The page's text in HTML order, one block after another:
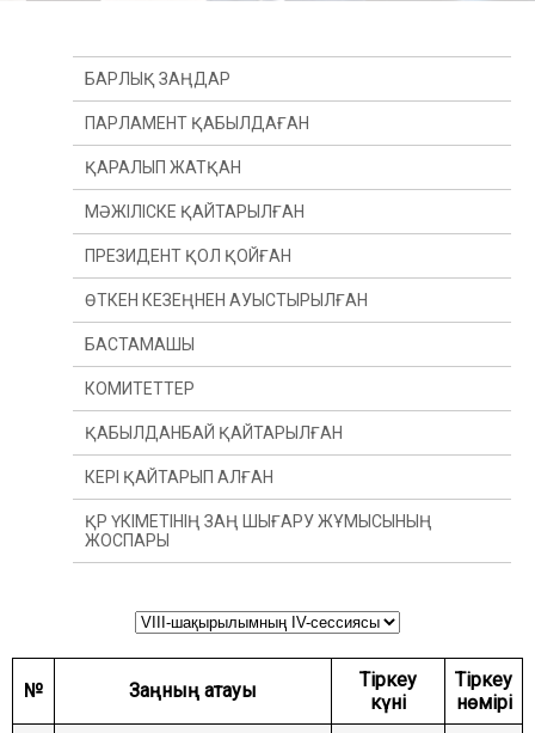
№ Заңның атауы
Тіркеу
күні
Тіркеу
нөмірі
БАРЛЫҚ ЗАҢДАР
ПАРЛАМЕНТ ҚАБЫЛДАҒАН
ҚАРАЛЫП ЖАТҚАН
МӘЖІЛІСКЕ ҚАЙТАРЫЛҒАН
ПРЕЗИДЕНТ ҚОЛ ҚОЙҒАН
ӨТКЕН КЕЗЕҢНЕН АУЫСТЫРЫЛҒАН
ӨТКЕН ЖЫЛДАН
ӨТКЕН СЕССИЯДАН
БАСТАМАШЫ
ПРЕЗИДЕНТ
ДЕПУТАТ(Ы)
ҮКІМЕТ
КОМИТЕТТЕР
КОНСТИТУЦИЯЛЫҚ ЗАҢНАМА, СОТ ЖҮЙЕСІ
ЖӘНЕ ҚҰҚЫҚ ҚОРҒАУ ОРГАНДАРЫ КОМИТЕТІ
ҚАРЖЫ ЖӘНЕ БЮДЖЕТ КОМИТЕТІ
ХАЛЫҚАРАЛЫҚ ҚАТЫНАСТАР, ҚОРҒАНЫС
ЖӘНЕ ҚАУІПСІЗДІК КОМИТЕТІ
ПАЙДАЛАНУ ЖӘНЕ АУЫЛДЫҚ АУМАҚТАРДЫ
ӘЛЕУМЕТТІК-МӘДЕНИ ДАМУ ЖӘНЕ ҒЫЛЫМ
КОМИТЕТІ
ҚАБЫЛДАНБАЙ ҚАЙТАРЫЛҒАН
КЕРІ ҚАЙТАРЫП АЛҒАН
ҚР ҮКІМЕТІНІҢ ЗАҢ ШЫҒАРУ ЖҰМЫСЫНЫҢ
ЖОСПАРЫ